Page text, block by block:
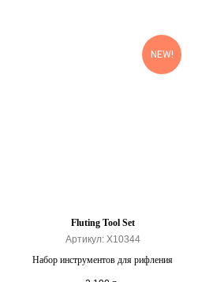
NEW!
Fluting Tool Set
Артикул: X10344
Набор инструментов для рифления